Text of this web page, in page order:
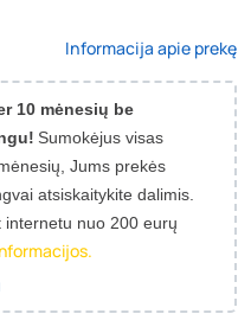
Informacija apie prekę
10 mėnesių be
Sumokėjus visas
Jums prekės
atsiskaitykite dalimis.
internetu nuo 200 eurų